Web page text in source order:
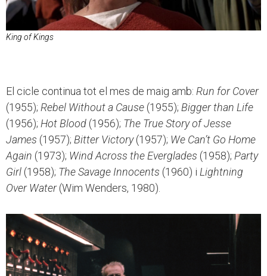
King of Kings
El cicle continua tot el mes de maig amb: Run for Cover
(1955); Rebel Without a Cause (1955); Bigger than Life
(1956); Hot Blood (1956); The True Story of Jesse
James (1957); Bitter Victory(1957); We Can’t Go Home
Again (1973); Wind Across the Everglades (1958); Party
Girl (1958); The Savage Innocents (1960) i Lightning
Over Water(Wim Wenders, 1980).